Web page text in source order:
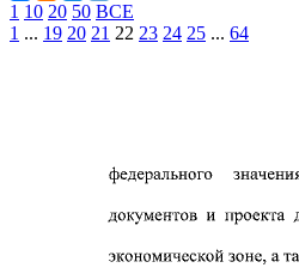
1 10 20 50 ВСЕ
1 ... 19 20 21 22 23 24 25 ... 64